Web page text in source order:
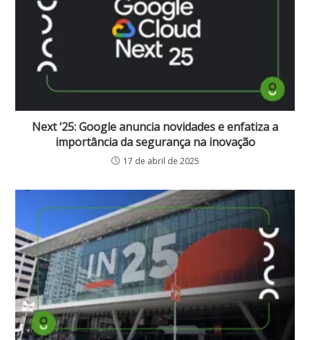
Next ‘25: Google anuncia novidades e enfatiza a
importância da segurança na inovação
17 de abril de 2025